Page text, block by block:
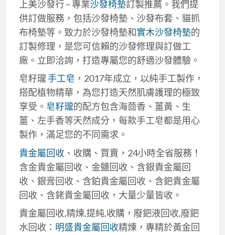
上美沙發行 – 專業沙發椅墊訂製推薦。我們提
供訂做服務，包括沙發椅墊、沙發布套、貓抓
布椅墊等。致力於沙發椅墊和實木沙發椅墊的
訂製修理，是您可信賴的沙發修理與訂做工
廠。立即洽詢，打造專屬您的舒適沙發體驗。
皂籽瓏手工皂 ，2017年成立，以純手工製作，
搭配植物精華，為您打造天然肌膚護理的極致
享受。 皂籽瓏的配方包含海茴香、薑黃、生
薑、左手香等天然成分，每款手工皂都是用心
製作，滿足您的不同需求。
貴金屬回收、收購、買賣，24小時全省服務！
含金貴金屬回收、金鹽回收、含銀貴金屬回
收、銀膏回收、含鉑貴金屬回收、含鈀貴金屬
回收、含銠貴金屬回收，大量少量皆收。
貴金屬回收,精煉,提純,收購，廢鈀液回收,廢鈀
水回收： 明盛貴金屬回收精煉，專精於黃金回